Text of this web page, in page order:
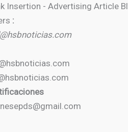
Insertion - Advertising Article
: